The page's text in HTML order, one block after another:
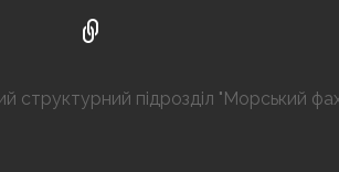
структурний підрозділ "Морський